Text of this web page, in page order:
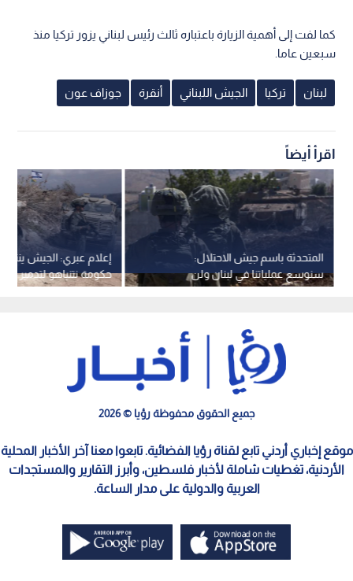
كما لفت إلى أهمية الزيارة باعتباره ثالث رئيس لبناني يزور تركيا منذ
سبعين عاما.
لبنان تركيا الجيش اللبناني أنقرة جوزاف عون
اقرأ أيضاً
إعلام عبري: الجيش
حكومة نتنياهو لتدمير
جنوب لبنان
المتحدثة باسم جيش الاحتلال:
سنوسع عملياتنا في لبنان ولن
ننسحب قبل ضمان الأمن
جميع الحقوق محفوظة رؤيا © 2026
موقع إخباري أردني تابع لقناة رؤيا الفضائية. تابعوا معنا آخر الأخبار المحلية
الأردنية، تغطيات شاملة لأخبار فلسطين، وأبرز التقارير والمستجدات
العربية والدولية على مدار الساعة.